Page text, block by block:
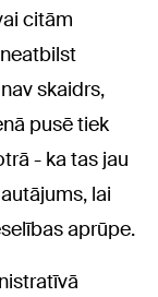
citām
skaidrs,
pusē tiek
- ka tas jau
lai
aprūpe.